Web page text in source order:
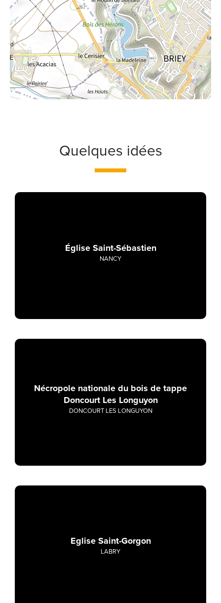
Quelques idées
Église Saint-Sébastien
NANCY
Nécropole nationale du bois de tappe
Doncourt Les Longuyon
DONCOURT LES LONGUYON
Eglise Saint-Gorgon
LABRY